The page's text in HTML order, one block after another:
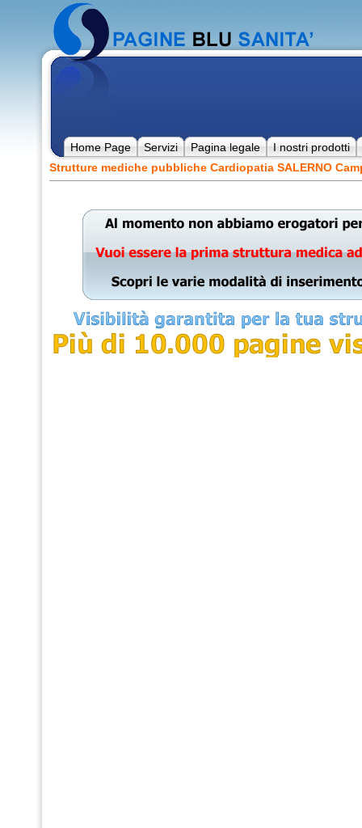
Home Page Servizi Pagina legale
I nostri prodotti
Strutture mediche pubbliche Cardiopatia SALERNO